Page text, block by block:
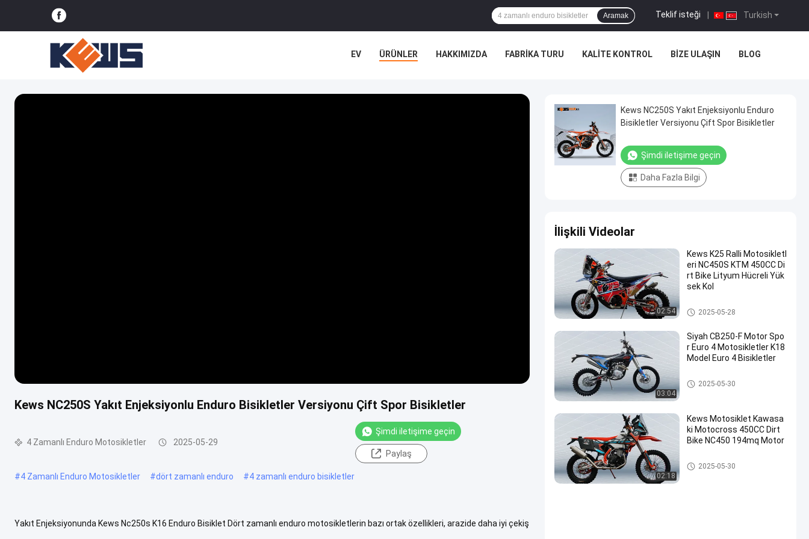
Turkish
Teklif isteği
Aramak
EV ÜRÜNLER HAKKIMIZDA FABRIKA TURU KALITE KONTROL BIZE ULAŞIN BLOG
Kews NC250S Yakıt Enjeksiyonlu Enduro Bisikletler Versiyonu Çift Spor Bisikletler
4 Zamanlı Enduro Motosikletler 2025-05-29
Şimdi iletişime geçin
Paylaş
#4 Zamanlı Enduro Motosikletler #dört zamanlı enduro #4 zamanlı enduro bisikletler
Yakıt Enjeksiyonunda Kews Nc250s K16 Enduro Bisiklet Dört zamanlı enduro motosikletlerin bazı ortak özellikleri, arazide daha iyi çekiş
Kews NC250S Yakıt Enjeksiyonlu Enduro
Bisikletler Versiyonu Çift Spor Bisikletler
Şimdi iletişime geçin
Daha Fazla Bilgi
İlişkili Videolar
02:54
Kews K25 Ralli Motosikletl
eri NC450S KTM 450CC Di
rt Bike Lityum Hücreli Yük
sek Kol
Ralli Motosikletleri
2025-05-28
03:04
Siyah CB250-F Motor Spo
r Euro 4 Motosikletler K18
Model Euro 4 Bisikletler
Euro 4 Motosikletler
2025-05-30
02:18
Kews Motosiklet Kawasa
ki Motocross 450CC Dirt
Bike NC450 194mq Motor
Ralli Motosikletleri
2025-05-30